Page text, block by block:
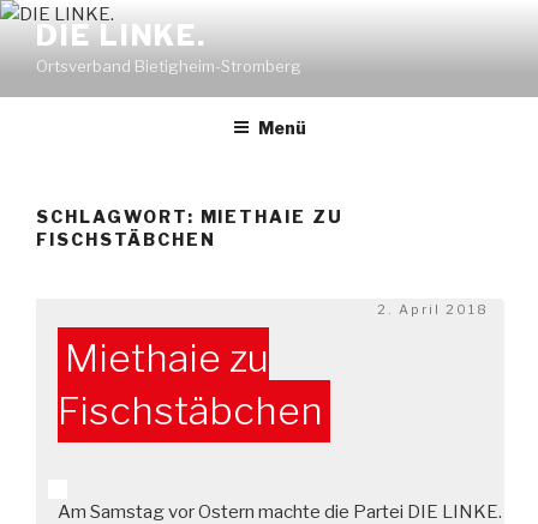
Zum
Inhalt
springen
DIE LINKE.
Ortsverband Bietigheim-Stromberg
Menü
SCHLAGWORT: MIETHAIE ZU
FISCHSTÄBCHEN
Veröffentlicht
2. April 2018
Miethaie zu
Fischstäbchen
Am Samstag vor Ostern machte die Partei DIE LINKE.